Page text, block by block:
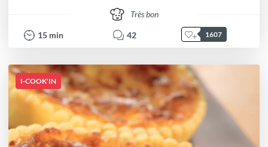
Très bon
15 min 42 1607
I-COOK'IN